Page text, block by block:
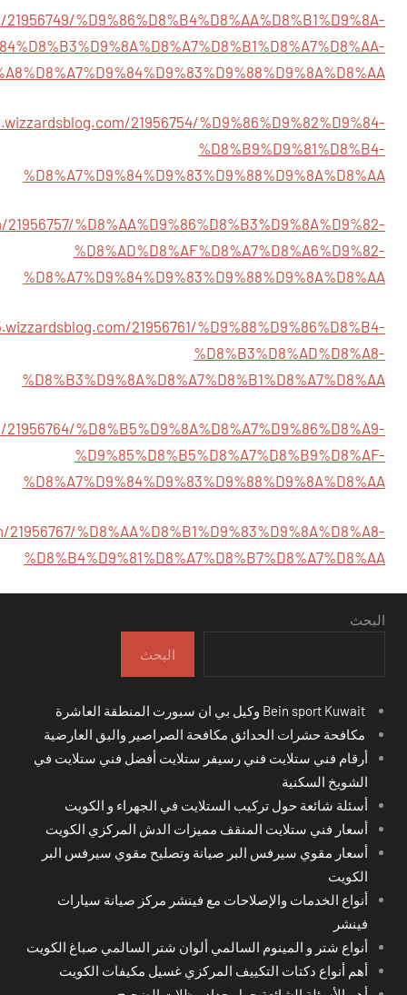
%D9%86%D8%B4%D8%AA%D8%B1%D9%8A-
21956754/%D9%86%D9%82%D9%84-
%D8%B9%D9%81%D8%B4-
%D8%A7%D9%84%D9%83%D9%88%D9%8A%D8%AA
%D8%AA%D9%86%D8%B3%D9%8A%D9%82-
%D8%AD%D8%AF%D8%A7%D8%A6%D9%82-
%D8%A7%D9%84%D9%83%D9%88%D9%8A%D8%AA
21956761/%D9%88%D9%86%D8%B4-
%D8%B3%D8%AD%D8%A8-
%D8%B3%D9%8A%D8%A7%D8%B1%D8%A7%D8%AA
%D8%B5%D9%8A%D8%A7%D9%86%D8%A9-
%D9%85%D8%B5%D8%A7%D8%B9%D8%AF-
%D8%A7%D9%84%D9%83%D9%88%D9%8A%D8%AA
%D8%AA%D8%B1%D9%83%D9%8A%D8%A8-
%D8%B4%D9%81%D8%A7%D8%B7%D8%A7%D8%AA
البحث
البحث
مكافحة حشرات الحدائق مكافحة الصراصير والبق العارضية
أرقام فني ستلايت فني رسيفر ستلايت أفضل فني ستلايت في
الشويخ السكنية
أسئلة شائعة حول تركيب الستلايت في الجهراء و الكويت
أسعار فني ستلايت المنقف مميزات الدش المركزي الكويت
أسعار مقوي سيرفس البر صيانة وتصليح مقوي سيرفس البر
الكويت
أنواع الخدمات والإصلاحات مع فينشر مركز صيانة سيارات
فينشر
أنواع شتر و المينوم السالمي ألوان شتر السالمي صباغ الكويت
أهم أنواع دكتات التكييف المركزي غسيل مكيفات الكويت